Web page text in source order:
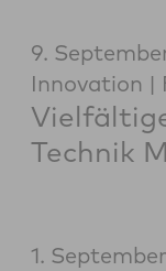
9.
Innovation
Technik
1.